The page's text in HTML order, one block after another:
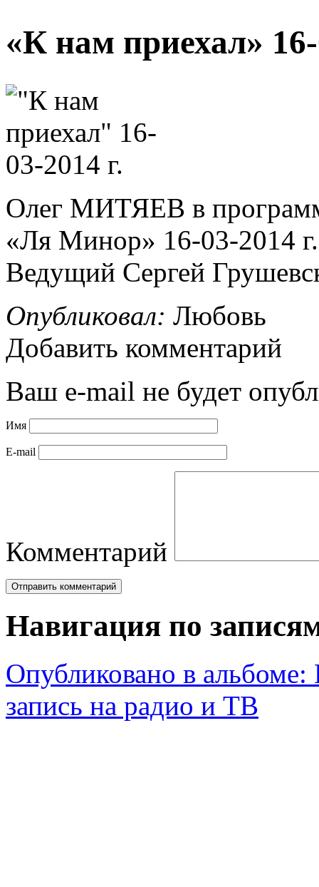
«К нам приехал» 16-
Олег МИТЯЕВ в
«Ля Минор» 16-03-2014 г.
Ведущий Сергей
Опубликовал: Любовь
Добавить комментарий
Ваш e-mail не будет
Имя
E-mail
Комментарий
Навигация по
Опубликовано в альбоме:
запись на радио и ТВ